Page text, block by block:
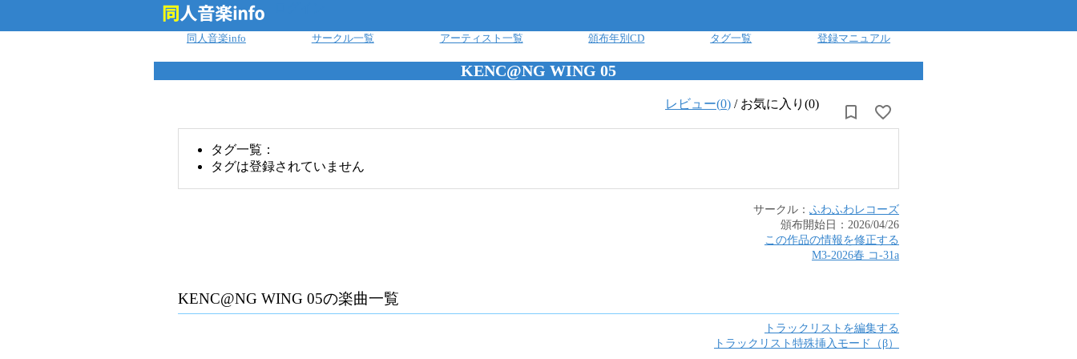
同人音楽info サークル一覧 アーティスト一覧 頒布年別CD タグ一覧 登録マニュアル
KENC@NG WING 05
レビュー(0) / お気に入り(0)
タグ一覧：
タグは登録されていません
サークル： ふわふわレコーズ
頒布開始日： 2026/04/26
この作品の情報を修正する
M3-2026春 コ-31a
KENC@NG WING 05の楽曲一覧
トラックリストを編集する
トラックリスト特殊挿入モード（β）